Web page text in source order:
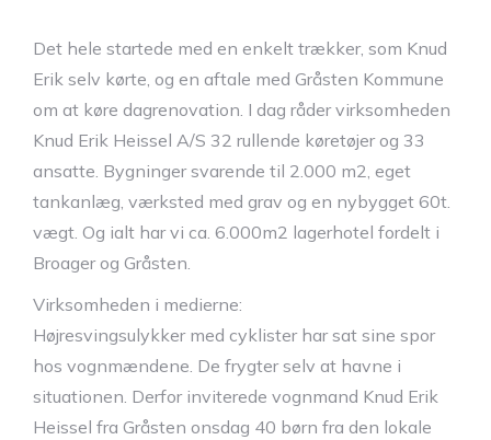
Det hele startede med en enkelt trækker, som Knud
Erik selv kørte, og en aftale med Gråsten Kommune
om at køre dagrenovation. I dag råder virksomheden
Knud Erik Heissel A/S 32 rullende køretøjer og 33
ansatte. Bygninger svarende til 2.000 m2, eget
tankanlæg, værksted med grav og en nybygget 60t.
vægt. Og ialt har vi ca. 6.000m2 lagerhotel fordelt i
Broager og Gråsten.
Virksomheden i medierne:
Højresvingsulykker med cyklister har sat sine spor
hos vognmændene. De frygter selv at havne i
situationen. Derfor inviterede vognmand Knud Erik
Heissel fra Gråsten onsdag 40 børn fra den lokale